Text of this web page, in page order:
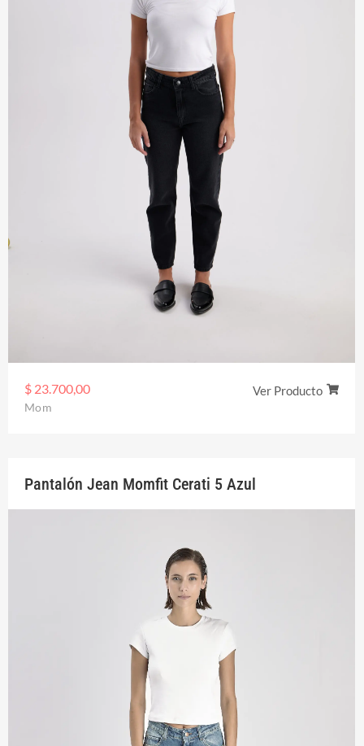
$ 23.700,00 Ver Producto
Mom
Pantalón Jean Momfit Cerati 5 Azul